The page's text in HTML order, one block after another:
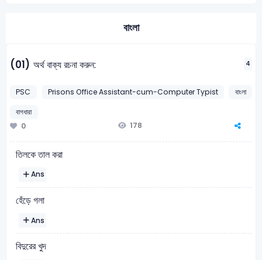
বাংলা
(01) অর্থ বাক্য রচনা করুন: 4
PSC Prisons Office Assistant-cum-Computer Typist
বাংলা
বাগধারা
0
178
তিলকে তাল করা
Ans
হেঁড়ে গলা
Ans
বিদুরের খুদ